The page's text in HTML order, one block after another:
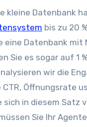
kleine Datenbank
bis zu 20
eine Datenbank mit
Sie es sogar auf 1
wir die
Öffnungsrate
sich in diesem Satz
Sie Ihr